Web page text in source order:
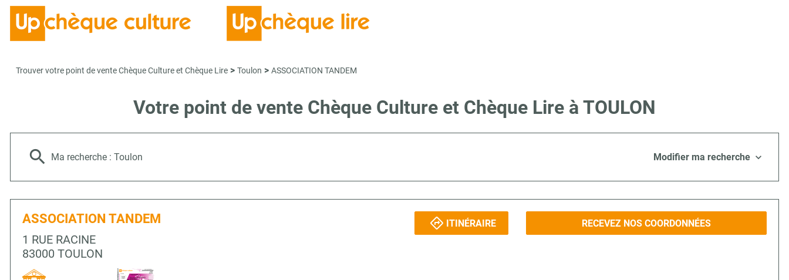
Trouver votre point de vente Chèque Culture et Chèque Lire > Toulon > ASSOCIATION TANDEM
Votre point de vente Chèque Culture et Chèque Lire à TOULON
Ma recherche : Toulon Modifier ma recherche
ASSOCIATION TANDEM
1 RUE RACINE
83000 TOULON
ITINÉRAIRE RECEVEZ NOS COORDONNÉES